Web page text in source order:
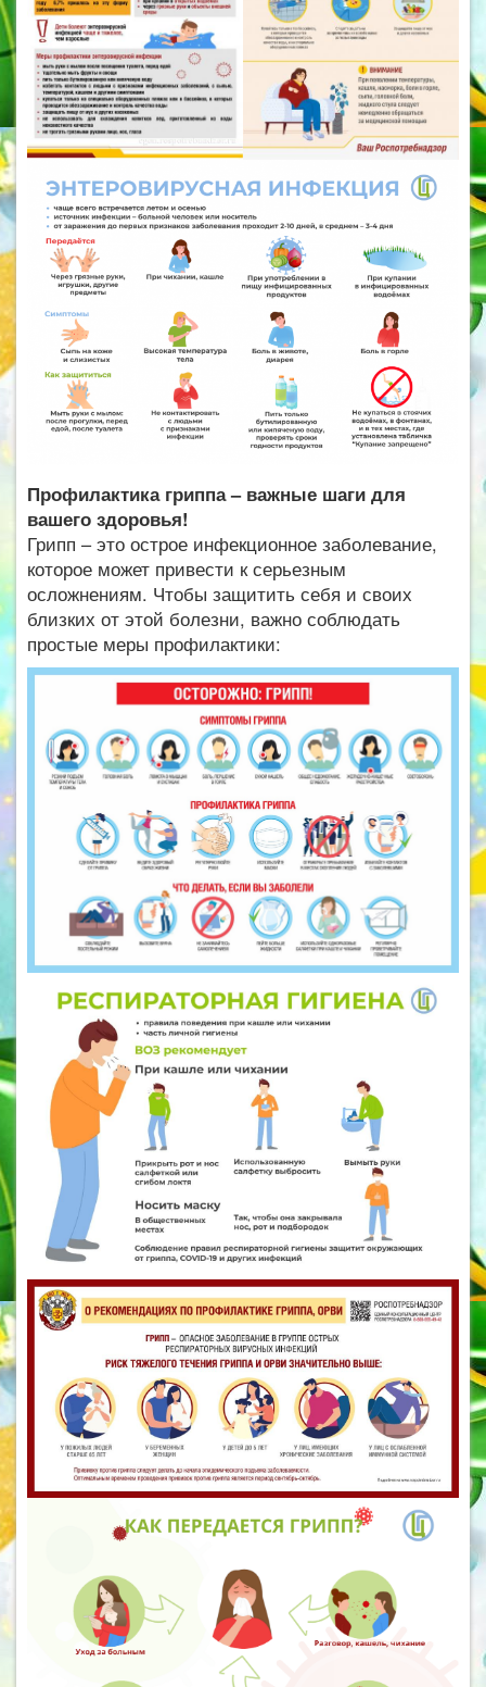
Профилактика гриппа – важные шаги для
вашего здоровья!
Грипп – это острое инфекционное заболевание,
которое может привести к серьезным
осложнениям. Чтобы защитить себя и своих
близких от этой болезни, важно соблюдать
простые меры профилактики: